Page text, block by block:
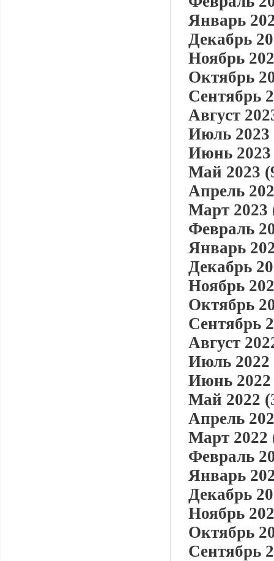
Январь
Декабрь
Ноябрь
Октябрь
Сентябрь
Август
Июль 2023
Июнь 2023
Май 2023
Апрель
Март 2023
Февраль
Январь
Декабрь
Ноябрь
Октябрь
Сентябрь
Август
Июль 2022
Июнь 2022
Май 2022
Апрель
Март 2022
Февраль
Январь
Декабрь
Ноябрь
Октябрь
Сентябрь